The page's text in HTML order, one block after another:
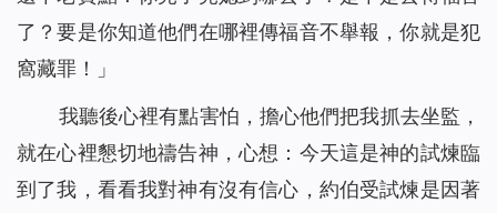
了？要是你知道他們在哪裡傳福音不舉報，你就是犯
窩藏罪！」
我聽後心裡有點害怕，擔心他們把我抓去坐監，
就在心裡懇切地禱告神，心想：今天這是神的試煉臨
到了我，看看我對神有沒有信心，約伯受試煉是因著